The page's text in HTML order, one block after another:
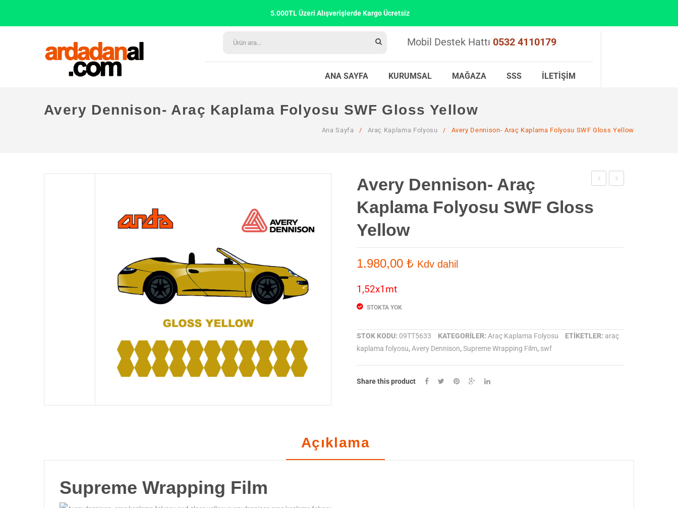
5.000TL Üzeri Alışverişlerde Kargo Ücretsiz
Mobil Destek Hattı 0532 4110179
ANA SAYFA KURUMSAL MAĞAZA SSS İLETIŞIM
Avery Dennison- Araç Kaplama Folyosu SWF Gloss Yellow
Ana Sayfa / Araç Kaplama Folyosu / Avery Dennison- Araç Kaplama Folyosu SWF Gloss Yellow
Araç
SWF SWF
Avery Dennison- Araç
Kaplama Folyosu SWF Gloss
Yellow
1.980,00 ₺ Kdv dahil
1,52x1mt
STOKTA YOK
STOK KODU: 09TT5633 KATEGORILER: Araç Kaplama Folyosu ETIKETLER: araç
kaplama folyosu, Avery Dennison,Supreme Wrapping Film, swf
Share this product
Açıklama
Supreme Wrapping Film